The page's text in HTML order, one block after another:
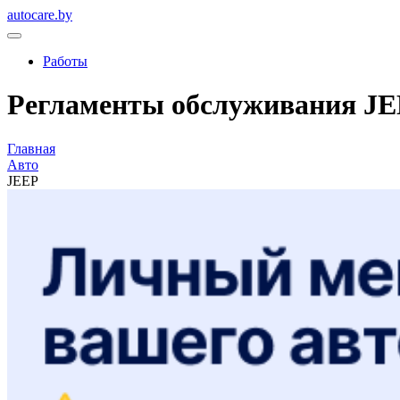
autocare.by
Работы
Регламенты обслуживания
Главная
Авто
JEEP